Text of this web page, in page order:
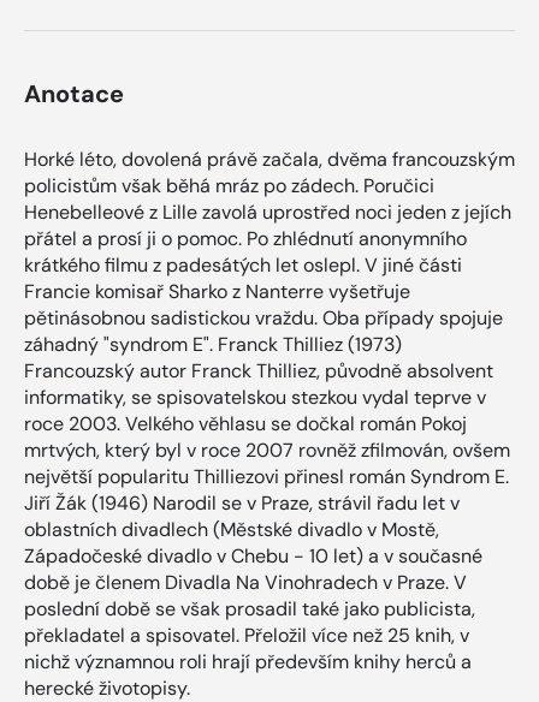
Anotace
Horké léto, dovolená právě začala, dvěma francouzským
policistům však běhá mráz po zádech. Poručici
Henebelleové z Lille zavolá uprostřed noci jeden z jejích
přátel a prosí ji o pomoc. Po zhlédnutí anonymního
krátkého filmu z padesátých let oslepl. V jiné části
Francie komisař Sharko z Nanterre vyšetřuje
pětinásobnou sadistickou vraždu. Oba případy spojuje
záhadný "syndrom E". Franck Thilliez (1973)
Francouzský autor Franck Thilliez, původně absolvent
informatiky, se spisovatelskou stezkou vydal teprve v
roce 2003. Velkého věhlasu se dočkal román Pokoj
mrtvých, který byl v roce 2007 rovněž zfilmován, ovšem
největší popularitu Thilliezovi přinesl román Syndrom E.
Jiří Žák (1946) Narodil se v Praze, strávil řadu let v
oblastních divadlech (Městské divadlo v Mostě,
Západočeské divadlo v Chebu - 10 let) a v současné
době je členem Divadla Na Vinohradech v Praze. V
poslední době se však prosadil také jako publicista,
překladatel a spisovatel. Přeložil více než 25 knih, v
nichž významnou roli hrají především knihy herců a
herecké životopisy.